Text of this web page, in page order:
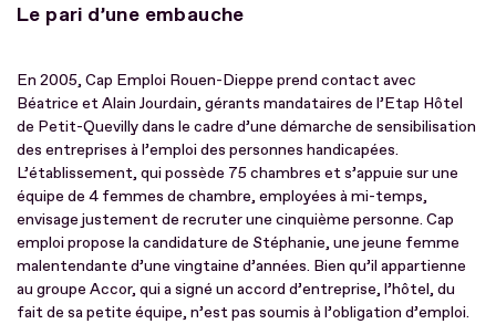
Le pari d’une embauche
En 2005, Cap Emploi Rouen-Dieppe prend contact avec
Béatrice et Alain Jourdain, gérants mandataires de l’Etap Hôtel
de Petit-Quevilly dans le cadre d’une démarche de sensibilisation
des entreprises à l’emploi des personnes handicapées.
L’établissement, qui possède 75 chambres et s’appuie sur une
équipe de 4 femmes de chambre, employées à mi-temps,
envisage justement de recruter une cinquième personne. Cap
emploi propose la candidature de Stéphanie, une jeune femme
malentendante d’une vingtaine d’années. Bien qu’il appartienne
au groupe Accor, qui a signé un accord d’entreprise, l’hôtel, du
fait de sa petite équipe, n’est pas soumis à l’obligation d’emploi.